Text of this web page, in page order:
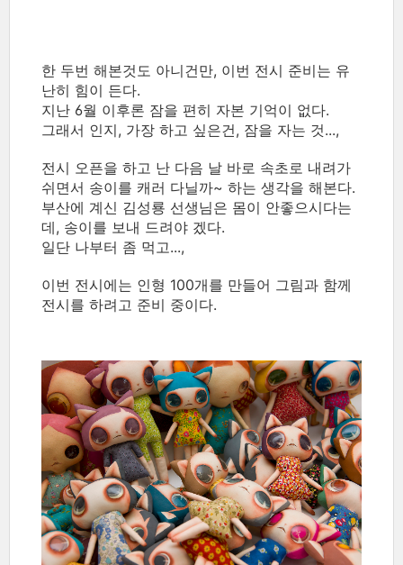
한 두번 해본것도 아니건만, 이번 전시 준비는 유
난히 힘이 든다.
지난 6월 이후론 잠을 편히 자본 기억이 없다.
그래서 인지, 가장 하고 싶은건, 잠을 자는 것...,
전시 오픈을 하고 난 다음 날 바로 속초로 내려가
쉬면서 송이를 캐러 다닐까~ 하는 생각을 해본다.
부산에 계신 김성룡 선생님은 몸이 안좋으시다는
데, 송이를 보내 드려야 겠다.
일단 나부터 좀 먹고...,
이번 전시에는 인형 100개를 만들어 그림과 함께
전시를 하려고 준비 중이다.